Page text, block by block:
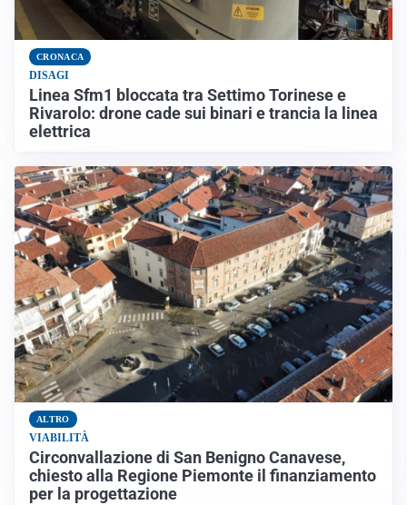
CRONACA
DISAGI
Linea Sfm1 bloccata tra Settimo Torinese e
Rivarolo: drone cade sui binari e trancia la linea
elettrica
ALTRO
VIABILITÀ
Circonvallazione di San Benigno Canavese,
chiesto alla Regione Piemonte il finanziamento
per la progettazione